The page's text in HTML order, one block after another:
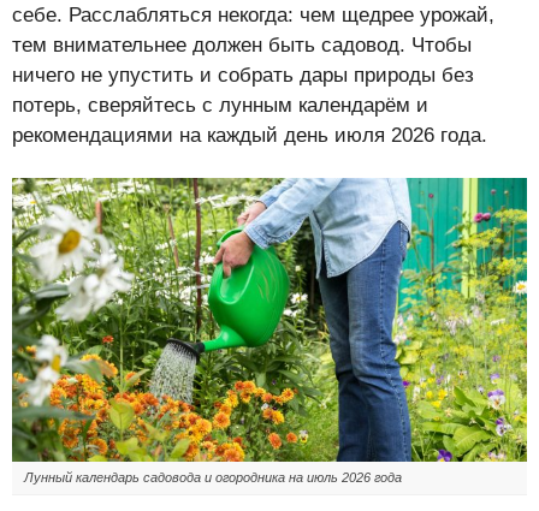
себе. Расслабляться некогда: чем щедрее урожай,
тем внимательнее должен быть садовод. Чтобы
ничего не упустить и собрать дары природы без
потерь, сверяйтесь с лунным календарём и
рекомендациями на каждый день июля 2026 года.
Лунный календарь садовода и огородника на июль 2026 года